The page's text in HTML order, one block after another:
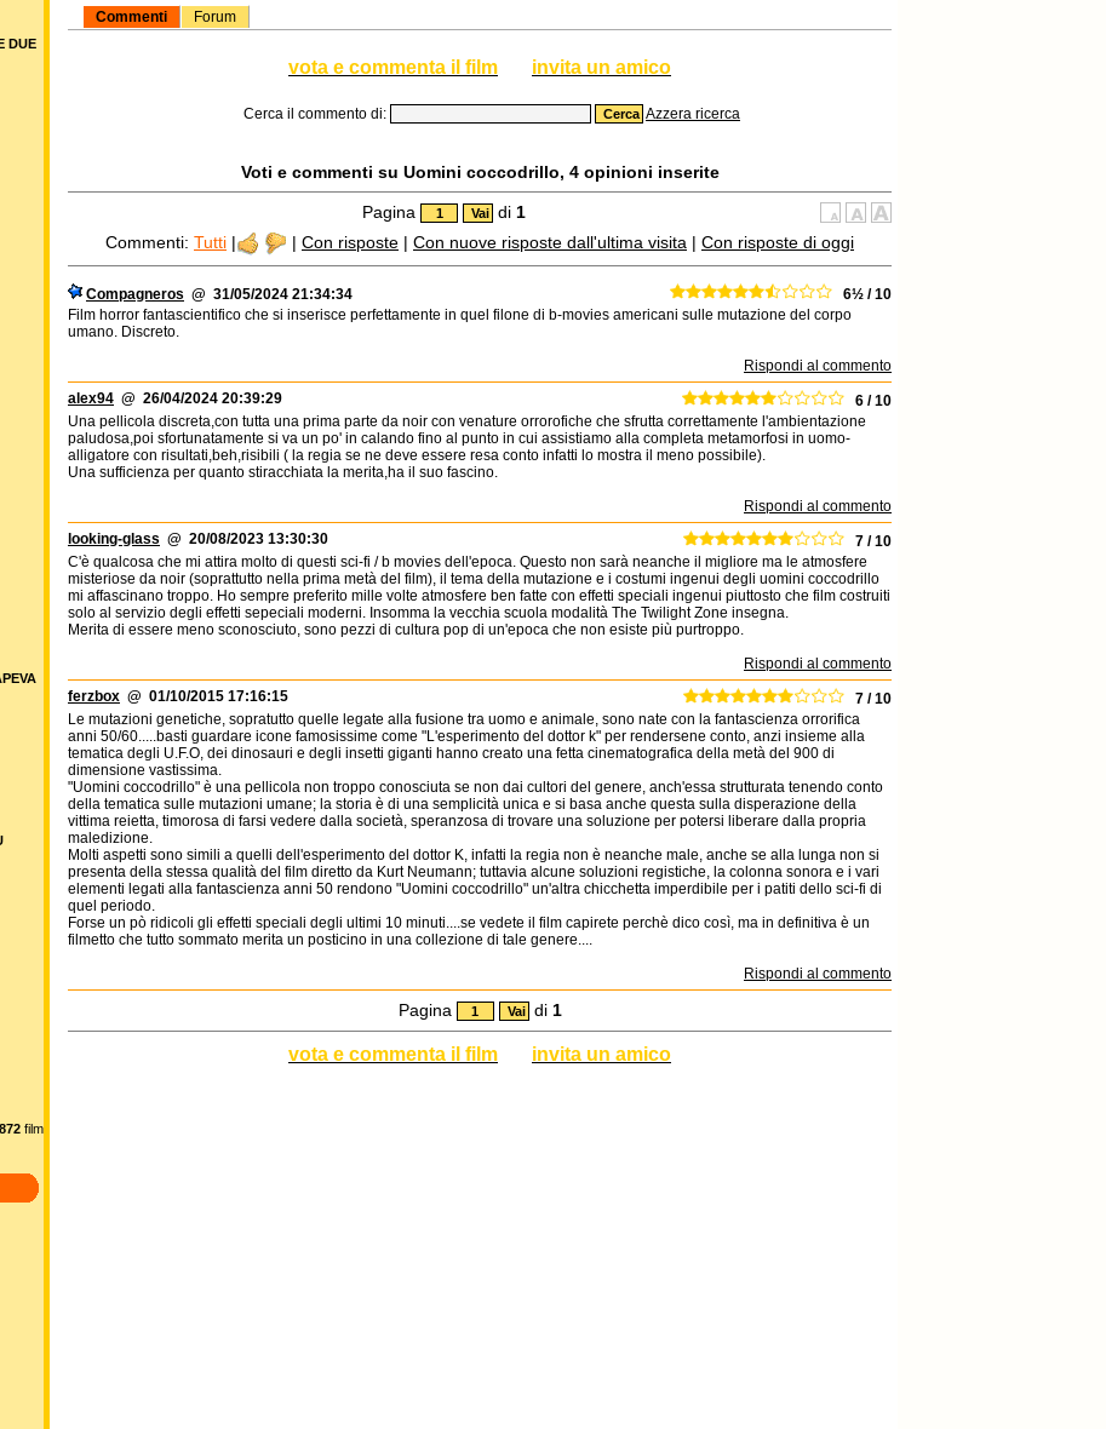
Commenti Forum
vota e commenta il film invita un amico
Cerca il commento di: Azzera ricerca
Voti e commenti su Uomini coccodrillo, 4 opinioni inserite
Pagina di 1
Commenti: Tutti | | Con risposte | Con nuove risposte dall'ultima visita | Con risposte di oggi
Compagneros @ 31/05/2024 21:34:34
6½ / 10
Film horror fantascientifico che si inserisce perfettamente in quel filone di b-movies americani sulle mutazione del corpo
umano. Discreto.
Rispondi al commento
alex94 @ 26/04/2024 20:39:29
6 / 10
Una pellicola discreta,con tutta una prima parte da noir con venature orrorofiche che sfrutta correttamente l'ambientazione
paludosa,poi sfortunatamente si va un po' in calando fino al punto in cui assistiamo alla completa metamorfosi in uomo-
alligatore con risultati,beh,risibili ( la regia se ne deve essere resa conto infatti lo mostra il meno possibile).
Una sufficienza per quanto stiracchiata la merita,ha il suo fascino.
Rispondi al commento
looking-glass @ 20/08/2023 13:30:30
7 / 10
C'è qualcosa che mi attira molto di questi sci-fi / b movies dell'epoca. Questo non sarà neanche il migliore ma le atmosfere
misteriose da noir (soprattutto nella prima metà del film), il tema della mutazione e i costumi ingenui degli uomini coccodrillo
mi affascinano troppo. Ho sempre preferito mille volte atmosfere ben fatte con effetti speciali ingenui piuttosto che film costruiti
solo al servizio degli effetti sepeciali moderni. Insomma la vecchia scuola modalità The Twilight Zone insegna.
Merita di essere meno sconosciuto, sono pezzi di cultura pop di un'epoca che non esiste più purtroppo.
Rispondi al commento
ferzbox @ 01/10/2015 17:16:15
7 / 10
Le mutazioni genetiche, sopratutto quelle legate alla fusione tra uomo e animale, sono nate con la fantascienza orrorifica
anni 50/60.....basti guardare icone famosissime come "L'esperimento del dottor k" per rendersene conto, anzi insieme alla
tematica degli U.F.O, dei dinosauri e degli insetti giganti hanno creato una fetta cinematografica della metà del 900 di
dimensione vastissima.
"Uomini coccodrillo" è una pellicola non troppo conosciuta se non dai cultori del genere, anch'essa strutturata tenendo conto
della tematica sulle mutazioni umane; la storia è di una semplicità unica e si basa anche questa sulla disperazione della
vittima reietta, timorosa di farsi vedere dalla società, speranzosa di trovare una soluzione per potersi liberare dalla propria
maledizione.
Molti aspetti sono simili a quelli dell'esperimento del dottor K, infatti la regia non è neanche male, anche se alla lunga non si
presenta della stessa qualità del film diretto da Kurt Neumann; tuttavia alcune soluzioni registiche, la colonna sonora e i vari
elementi legati alla fantascienza anni 50 rendono "Uomini coccodrillo" un'altra chicchetta imperdibile per i patiti dello sci-fi di
quel periodo.
Forse un pò ridicoli gli effetti speciali degli ultimi 10 minuti....se vedete il film capirete perchè dico così, ma in definitiva è un
filmetto che tutto sommato merita un posticino in una collezione di tale genere....
Rispondi al commento
Pagina di 1
vota e commenta il film invita un amico
DUE
film